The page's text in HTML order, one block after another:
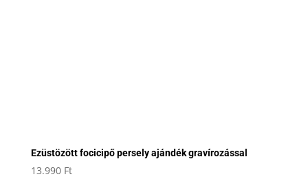
Ezüstözött focicipő persely ajándék gravírozással
13.990 Ft